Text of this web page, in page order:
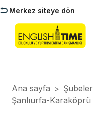
Merkez siteye dön
Ana sayfa > Şubeler
Şanlıurfa-Karaköprü